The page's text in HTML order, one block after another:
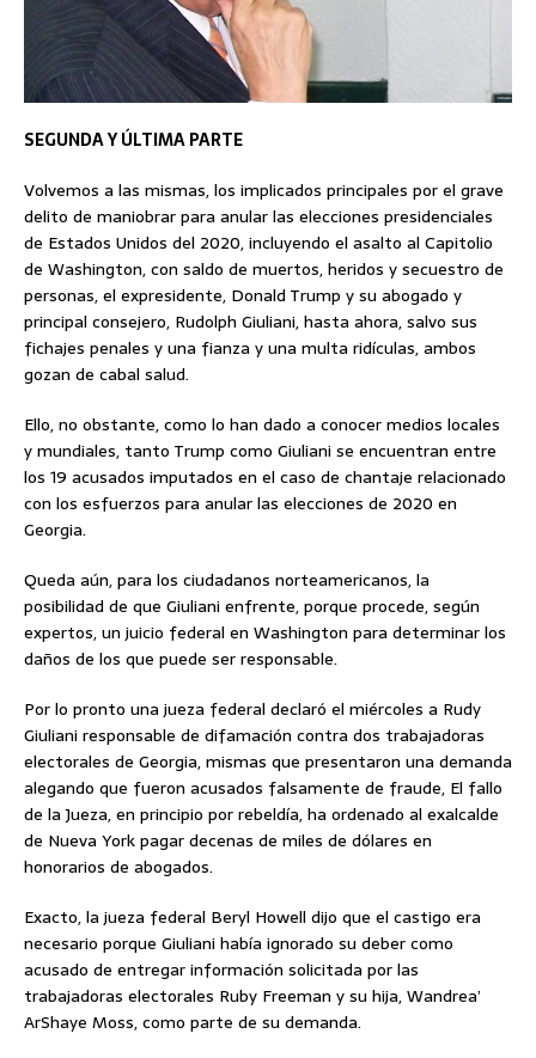
SEGUNDA Y ÚLTIMA PARTE
Volvemos a las mismas, los implicados principales por el grave
delito de maniobrar para anular las elecciones presidenciales
de Estados Unidos del 2020, incluyendo el asalto al Capitolio
de Washington, con saldo de muertos, heridos y secuestro de
personas, el expresidente, Donald Trump y su abogado y
principal consejero, Rudolph Giuliani, hasta ahora, salvo sus
fichajes penales y una fianza y una multa ridículas, ambos
gozan de cabal salud.
Ello, no obstante, como lo han dado a conocer medios locales
y mundiales, tanto Trump como Giuliani se encuentran entre
los 19 acusados imputados en el caso de chantaje relacionado
con los esfuerzos para anular las elecciones de 2020 en
Georgia.
Queda aún, para los ciudadanos norteamericanos, la
posibilidad de que Giuliani enfrente, porque procede, según
expertos, un juicio federal en Washington para determinar los
daños de los que puede ser responsable.
Por lo pronto una jueza federal declaró el miércoles a Rudy
Giuliani responsable de difamación contra dos trabajadoras
electorales de Georgia, mismas que presentaron una demanda
alegando que fueron acusados falsamente de fraude, El fallo
de la Jueza, en principio por rebeldía, ha ordenado al exalcalde
de Nueva York pagar decenas de miles de dólares en
honorarios de abogados.
Exacto, la jueza federal Beryl Howell dijo que el castigo era
necesario porque Giuliani había ignorado su deber como
acusado de entregar información solicitada por las
trabajadoras electorales Ruby Freeman y su hija, Wandrea’
ArShaye Moss, como parte de su demanda.